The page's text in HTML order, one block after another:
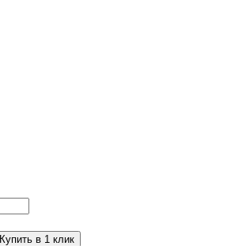
Купить в 1 клик